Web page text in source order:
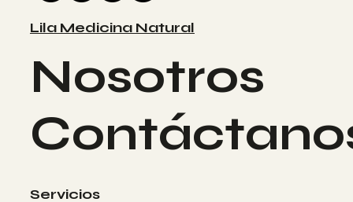
Lila Medicina Natural
Nosotros
Servicios